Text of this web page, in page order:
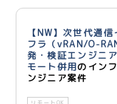
【NW】次世代通信
フラ（vRAN/O-
発・検証エンジニ
モート併用のイン
ンジニア案件